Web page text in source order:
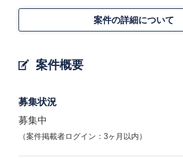
案件概要
案件の詳細について
募集状況
募集中
（案件掲載者ログイン：3ヶ月以内）